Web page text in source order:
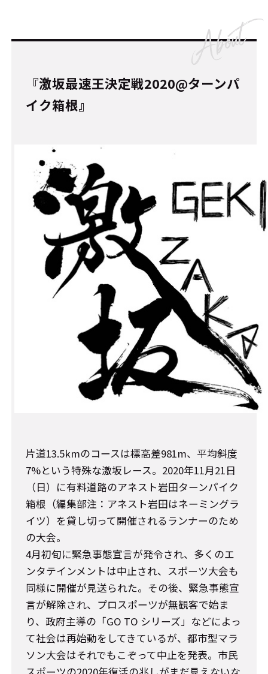
『激坂最速王決定戦2020@ターンパ
イク箱根』
片道13.5kmのコースは標高差981m、平均斜度
7%という特殊な激坂レース。2020年11月21日
（日）に有料道路のアネスト岩田ターンパイク
箱根（編集部注：アネスト岩田はネーミングラ
イツ）を貸し切って開催されるランナーのため
の大会。
4月初旬に緊急事態宣言が発令され、多くのエ
ンタテインメントは中止され、スポーツ大会も
同様に開催が見送られた。その後、緊急事態宣
言が解除され、プロスポーツが無観客で始ま
り、政府主導の「GO TO シリーズ」などによっ
て社会は再始動をしてきているが、都市型マラ
ソン大会はそれでもこぞって中止を発表。市民